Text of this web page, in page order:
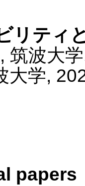
リティ
, 筑波大
大学,
papers